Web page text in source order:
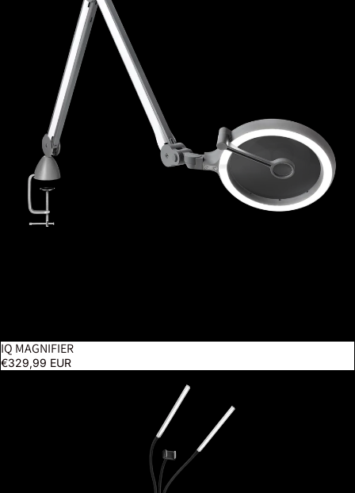
IQ MAGNIFIER
€329,99 EUR